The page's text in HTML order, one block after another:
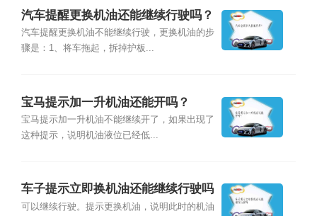
汽车提醒更换机油还能继续行驶吗？
汽车提醒更换机油不能继续行驶，更换机油的步
骤是：1、将车拖起，拆掉护板...
宝马提示加一升机油还能开吗？
宝马提示加一升机油不能继续开了，如果出现了
这种提示，说明机油液位已经低...
车子提示立即换机油还能继续行驶吗
可以继续行驶。提示更换机油，说明此时的机油